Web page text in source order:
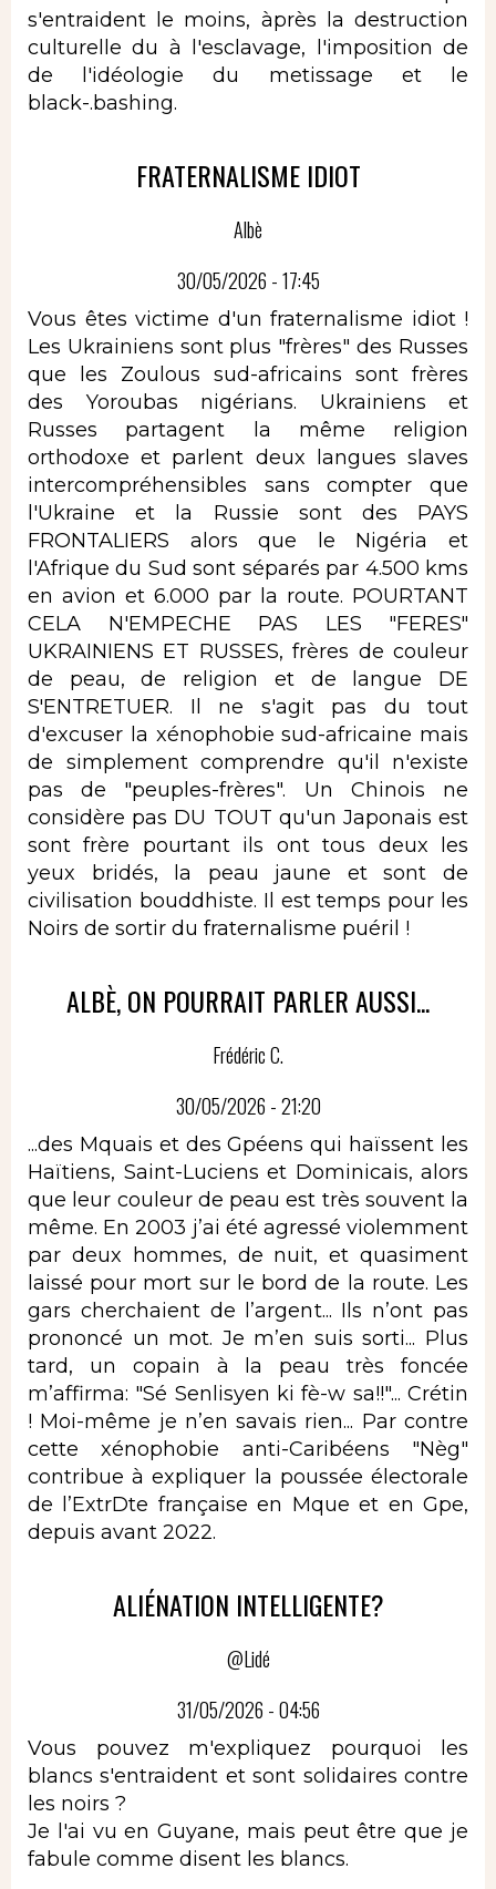
s'entraident le moins, àprès la destruction
culturelle du à l'esclavage, l'imposition de
de l'idéologie du metissage et le
black-.bashing.
FRATERNALISME IDIOT
Albè
30/05/2026 - 17:45
Vous êtes victime d'un fraternalisme idiot !
Les Ukrainiens sont plus "frères" des Russes
que les Zoulous sud-africains sont frères
des Yoroubas nigérians. Ukrainiens et
Russes partagent la même religion
orthodoxe et parlent deux langues slaves
intercompréhensibles sans compter que
l'Ukraine et la Russie sont des PAYS
FRONTALIERS alors que le Nigéria et
l'Afrique du Sud sont séparés par 4.500 kms
en avion et 6.000 par la route. POURTANT
CELA N'EMPECHE PAS LES "FERES"
UKRAINIENS ET RUSSES, frères de couleur
de peau, de religion et de langue DE
S'ENTRETUER. Il ne s'agit pas du tout
d'excuser la xénophobie sud-africaine mais
de simplement comprendre qu'il n'existe
pas de "peuples-frères". Un Chinois ne
considère pas DU TOUT qu'un Japonais est
sont frère pourtant ils ont tous deux les
yeux bridés, la peau jaune et sont de
civilisation bouddhiste. Il est temps pour les
Noirs de sortir du fraternalisme puéril !
ALBÈ, ON POURRAIT PARLER AUSSI...
Frédéric C.
30/05/2026 - 21:20
...des Mquais et des Gpéens qui haïssent les
Haïtiens, Saint-Luciens et Dominicais, alors
que leur couleur de peau est très souvent la
même. En 2003 j’ai été agressé violemment
par deux hommes, de nuit, et quasiment
laissé pour mort sur le bord de la route. Les
gars cherchaient de l’argent... Ils n’ont pas
prononcé un mot. Je m’en suis sorti... Plus
tard, un copain à la peau très foncée
m’affirma: "Sé Senlisyen ki fè-w sa!!"... Crétin
! Moi-même je n’en savais rien... Par contre
cette xénophobie anti-Caribéens "Nèg"
contribue à expliquer la poussée électorale
de l’ExtrDte française en Mque et en Gpe,
depuis avant 2022.
ALIÉNATION INTELLIGENTE?
@Lidé
31/05/2026 - 04:56
Vous pouvez m'expliquez pourquoi les
blancs s'entraident et sont solidaires contre
les noirs ?
Je l'ai vu en Guyane, mais peut être que je
fabule comme disent les blancs.